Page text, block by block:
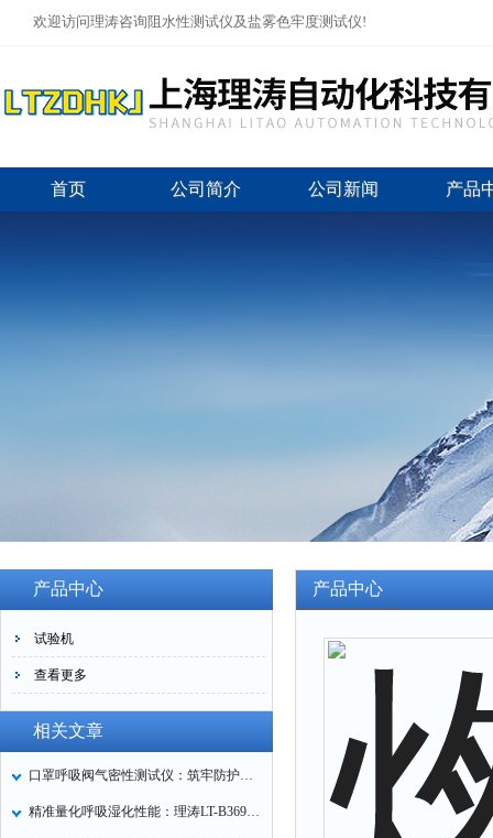
欢迎访问理涛咨询阻水性测试仪及盐雾色牢度测试仪!
首页 公司简介 公司新闻 产品
产品中心
试验机
查看更多
相关文章
口罩呼吸阀气密性测试仪：筑牢防护口罩的质量关卡
精准量化呼吸湿化性能：理涛LT-B369湿化器数据采集装置技术解析
产品中心